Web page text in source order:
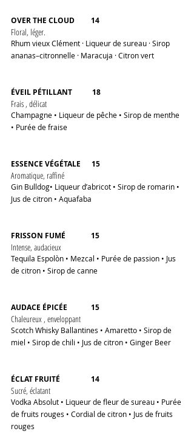
OVER THE CLOUD         14
Floral, léger.
Rhum vieux Clément · Liqueur de sureau · Sirop
ananas–citronnelle · Maracuja · Citron vert
ÉVEIL PÉTILLANT           18
Frais , délicat
Champagne • Liqueur de pêche • Sirop de menthe
• Purée de fraise
ESSENCE VÉGÉTALE      15
Aromatique, raffiné
Gin Bulldog• Liqueur d’abricot • Sirop de romarin •
Jus de citron • Aquafaba
FRISSON FUMÉ              15
Intense, audacieux
Tequila Espolòn • Mezcal • Purée de passion • Jus
de citron • Sirop de canne
AUDACE ÉPICÉE             15
Chaleureux , enveloppant
Scotch Whisky Ballantines • Amaretto • Sirop de
miel • Sirop de chili • Jus de citron • Ginger Beer
ÉCLAT FRUITÉ                 14
Sucré, éclatant
Vodka Absolut • Liqueur de fleur de sureau • Purée
de fruits rouges • Cordial de citron • Jus de fruits
rouges